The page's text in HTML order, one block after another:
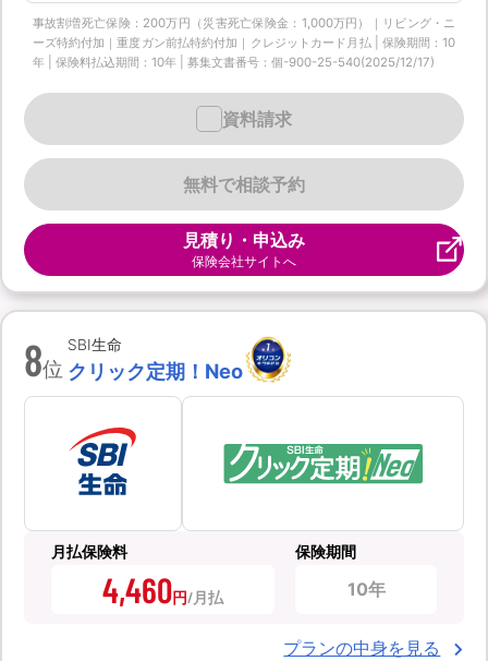
事故割増死亡保険：200万円（災害死亡保険金：1,000万円）｜リビング・ニ
ーズ特約付加｜重度ガン前払特約付加｜クレジットカード月払 | 保険期間：10
年 | 保険料払込期間：10年 | 募集文書番号：個-900-25-540(2025/12/17)
無料で相談予約
資料請求
見積り・申込み
保険会社サイトへ
8位
SBI生命
クリック定期！Neo
月払保険料
4,460円
保険期間
10年
プランの中身を見る